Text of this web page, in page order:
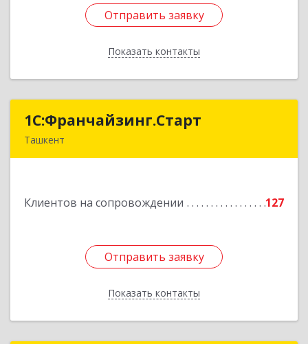
Отправить заявку
Показать контакты
Отправить заявку
Назад
1С:Франчайзинг.Старт
Ташкент
Клиентов на сопровождении 127
Отправить заявку
Показать контакты
1С:Франчайзинг.Старт
Подробнее
Отправить заявку
Назад